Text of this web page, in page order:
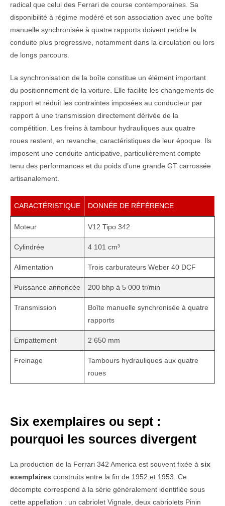
radical que celui des Ferrari de course contemporaines. Sa
disponibilité à régime modéré et son association avec une boîte
manuelle synchronisée à quatre rapports doivent rendre la
conduite plus progressive, notamment dans la circulation ou lors
de longs parcours.
La synchronisation de la boîte constitue un élément important
du positionnement de la voiture. Elle facilite les changements de
rapport et réduit les contraintes imposées au conducteur par
rapport à une transmission directement dérivée de la
compétition. Les freins à tambour hydrauliques aux quatre
roues restent, en revanche, caractéristiques de leur époque. Ils
imposent une conduite anticipative, particulièrement compte
tenu des performances et du poids d’une grande GT carrossée
artisanalement.
CARACTÉRISTIQUE DONNÉE DE RÉFÉRENCE
Moteur V12 Tipo 342
Cylindrée 4 101 cm³
Alimentation Trois carburateurs Weber 40 DCF
Puissance annoncée 200 bhp à 5 000 tr/min
Transmission
Boîte manuelle synchronisée à quatre
rapports
Empattement 2 650 mm
Freinage
Tambours hydrauliques aux quatre
roues
Six exemplaires ou sept :
pourquoi les sources divergent
La production de la Ferrari 342 America est souvent fixée à six
exemplaires construits entre la fin de 1952 et 1953. Ce
décompte correspond à la série généralement identifiée sous
cette appellation : un cabriolet Vignale, deux cabriolets Pinin